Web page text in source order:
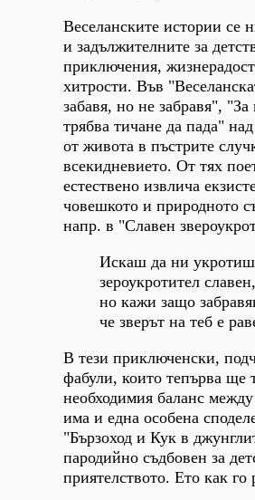
Веселанските истории се
и задължителните за
приключения,
хитрости. Във
забавя, но не забравя", "За
трябва тичане да пада"
от живота в пъстрите
всекидневието. От тях
естествено извлича
човешкото и природното
напр. в "Славен
Искаш да ни укротиш
зероукротител славен,
но кажи защо
че зверът на теб е
В тези приключенски,
фабули, които тепърва ще
необходимия баланс
има и една особена
"Бързоход и Кук в
пародийно съдбовен за
приятелството. Ето как го